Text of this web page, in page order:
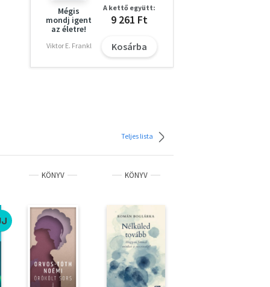
Mégis
mondj igent
az életre!
Viktor E. Frankl
A kettő együtt:
9 261 Ft
Kosárba
Teljes lista
KÖNYV KÖNYV